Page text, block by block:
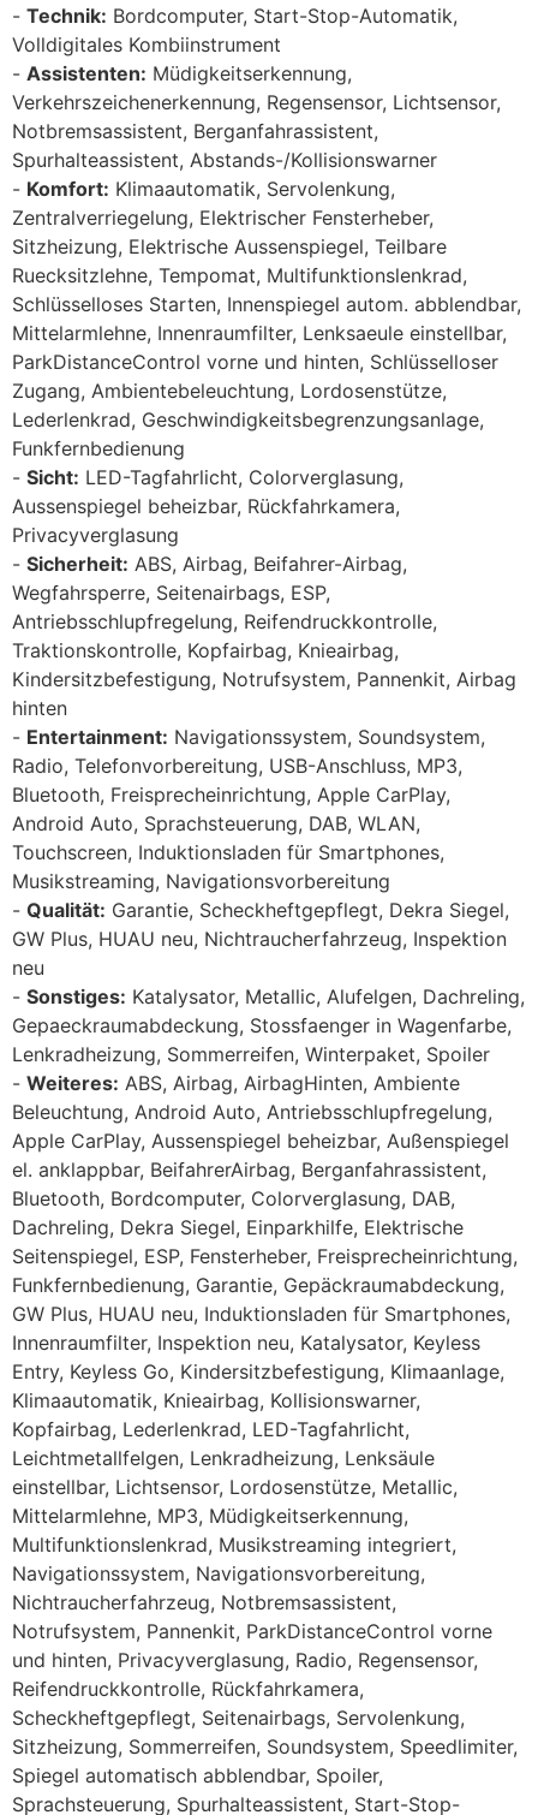
Technik: Bordcomputer, Start-Stop-Automatik,
Volldigitales Kombiinstrument
Assistenten: Müdigkeitserkennung,
Verkehrszeichenerkennung, Regensensor, Lichtsensor,
Notbremsassistent, Berganfahrassistent,
Spurhalteassistent, Abstands-/Kollisionswarner
Komfort: Klimaautomatik, Servolenkung,
Zentralverriegelung, Elektrischer Fensterheber,
Sitzheizung, Elektrische Aussenspiegel, Teilbare
Ruecksitzlehne, Tempomat, Multifunktionslenkrad,
Schlüsselloses Starten, Innenspiegel autom. abblendbar,
Mittelarmlehne, Innenraumfilter, Lenksaeule einstellbar,
ParkDistanceControl vorne und hinten, Schlüsselloser
Zugang, Ambientebeleuchtung, Lordosenstütze,
Lederlenkrad, Geschwindigkeitsbegrenzungsanlage,
Funkfernbedienung
Sicht: LED-Tagfahrlicht, Colorverglasung,
Aussenspiegel beheizbar, Rückfahrkamera,
Privacyverglasung
Sicherheit: ABS, Airbag, Beifahrer-Airbag,
Wegfahrsperre, Seitenairbags, ESP,
Antriebsschlupfregelung, Reifendruckkontrolle,
Traktionskontrolle, Kopfairbag, Knieairbag,
Kindersitzbefestigung, Notrufsystem, Pannenkit, Airbag
hinten
Entertainment: Navigationssystem, Soundsystem,
Radio, Telefonvorbereitung, USB-Anschluss, MP3,
Bluetooth, Freisprecheinrichtung, Apple CarPlay,
Android Auto, Sprachsteuerung, DAB, WLAN,
Touchscreen, Induktionsladen für Smartphones,
Musikstreaming, Navigationsvorbereitung
Qualität: Garantie, Scheckheftgepflegt, Dekra Siegel,
GW Plus, HUAU neu, Nichtraucherfahrzeug, Inspektion
neu
Sonstiges: Katalysator, Metallic, Alufelgen, Dachreling,
Gepaeckraumabdeckung, Stossfaenger in Wagenfarbe,
Lenkradheizung, Sommerreifen, Winterpaket, Spoiler
Weiteres: ABS, Airbag, AirbagHinten, Ambiente
Beleuchtung, Android Auto, Antriebsschlupfregelung,
Apple CarPlay, Aussenspiegel beheizbar, Außenspiegel
el. anklappbar, BeifahrerAirbag, Berganfahrassistent,
Bluetooth, Bordcomputer, Colorverglasung, DAB,
Dachreling, Dekra Siegel, Einparkhilfe, Elektrische
Seitenspiegel, ESP, Fensterheber, Freisprecheinrichtung,
Funkfernbedienung, Garantie, Gepäckraumabdeckung,
GW Plus, HUAU neu, Induktionsladen für Smartphones,
Innenraumfilter, Inspektion neu, Katalysator, Keyless
Entry, Keyless Go, Kindersitzbefestigung, Klimaanlage,
Klimaautomatik, Knieairbag, Kollisionswarner,
Kopfairbag, Lederlenkrad, LED-Tagfahrlicht,
Leichtmetallfelgen, Lenkradheizung, Lenksäule
einstellbar, Lichtsensor, Lordosenstütze, Metallic,
Mittelarmlehne, MP3, Müdigkeitserkennung,
Multifunktionslenkrad, Musikstreaming integriert,
Navigationssystem, Navigationsvorbereitung,
Nichtraucherfahrzeug, Notbremsassistent,
Notrufsystem, Pannenkit, ParkDistanceControl vorne
und hinten, Privacyverglasung, Radio, Regensensor,
Reifendruckkontrolle, Rückfahrkamera,
Scheckheftgepflegt, Seitenairbags, Servolenkung,
Sitzheizung, Sommerreifen, Soundsystem, Speedlimiter,
Spiegel automatisch abblendbar, Spoiler,
Sprachsteuerung, Spurhalteassistent, Start-Stop-